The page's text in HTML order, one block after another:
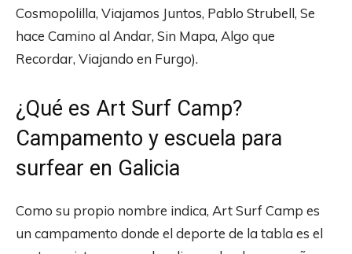
Cosmopolilla, Viajamos Juntos, Pablo Strubell, Se
hace Camino al Andar, Sin Mapa, Algo que
Recordar, Viajando en Furgo).
¿Qué es Art Surf Camp?
Campamento y escuela para
surfear en Galicia
Como su propio nombre indica, Art Surf Camp es
un campamento donde el deporte de la tabla es el